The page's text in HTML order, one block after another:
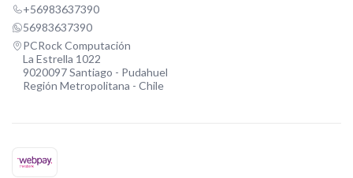
+56983637390
56983637390
PCRock Computación
La Estrella 1022
9020097 Santiago - Pudahuel
Región Metropolitana - Chile